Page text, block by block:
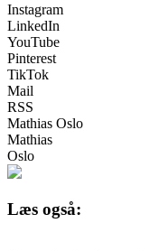
Instagram
LinkedIn
YouTube
Pinterest
TikTok
Mail
RSS
Mathias Oslo
Mathias
Oslo
Læs også: